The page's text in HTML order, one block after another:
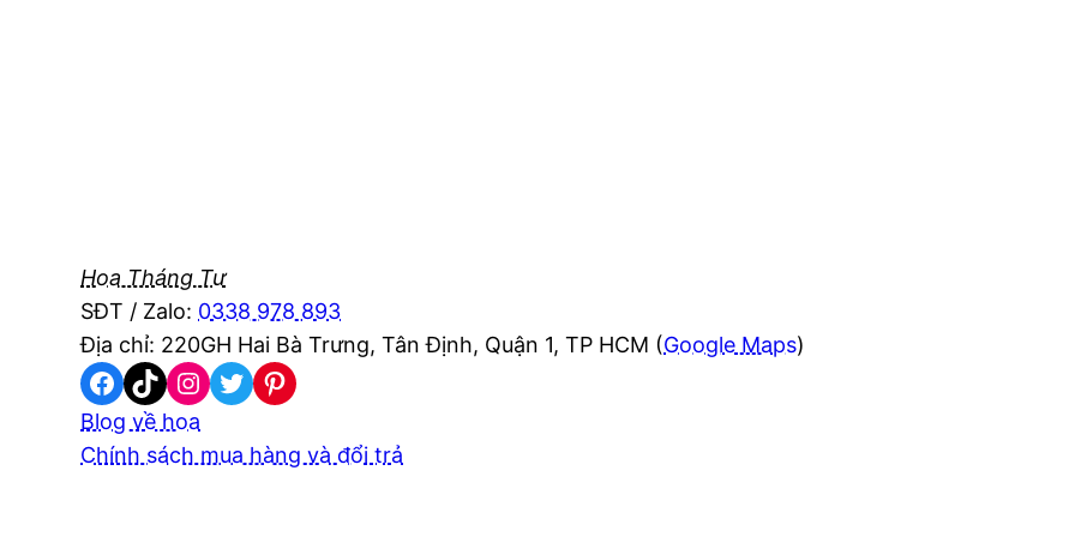
Hoa Tháng Tư
SĐT / Zalo: 0338 978 893
Địa chỉ: 220GH Hai Bà Trưng, Tân Định, Quận 1, TP HCM (Google Maps)
Facebook
TikTokInstagram
TwitterPinterest
Blog về hoa
Chính sách mua hàng và đổi trả